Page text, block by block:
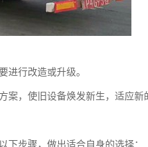
进行改造或升级。
案，使旧设备焕发新生，适应新
下步骤，做出适合自身的选择：